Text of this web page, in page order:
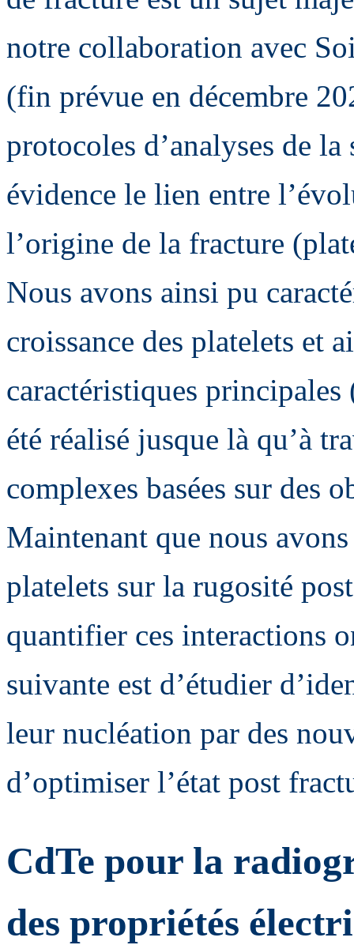
notre collaboration avec
(fin prévue en décembre
protocoles d’analyses de
évidence le lien entre
l’origine de la fracture
Nous avons ainsi pu
croissance des platelets et
caractéristiques
été réalisé jusque là qu’à
complexes basées sur des
Maintenant que nous
platelets sur la rugosité
quantifier ces interactions
suivante est d’étudier
leur nucléation par des
d’optimiser l’état post
CdTe pour la
des propriétés